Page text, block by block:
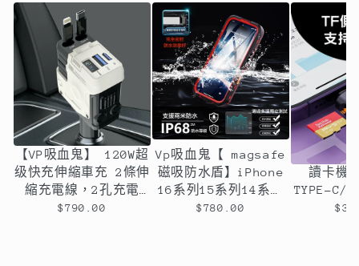
【VP吸血鬼】 120W超
级快充伸縮車充 2條伸
縮充電線，2孔充電
孔，可旋轉
$790.00
Vp吸血鬼【 magsafe
磁吸防水盾】iPhone
16系列15系列14系列
全新磁吸防水殼IP68
$780.00
超強！多
讀卡機
TYPE-
可任選（